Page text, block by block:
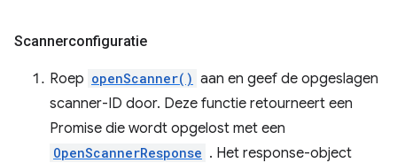
Scannerconfiguratie
Roep openScanner() aan en geef de opgeslagen
scanner-ID door. Deze functie retourneert een
Promise die wordt opgelost met een
OpenScannerResponse . Het response-object